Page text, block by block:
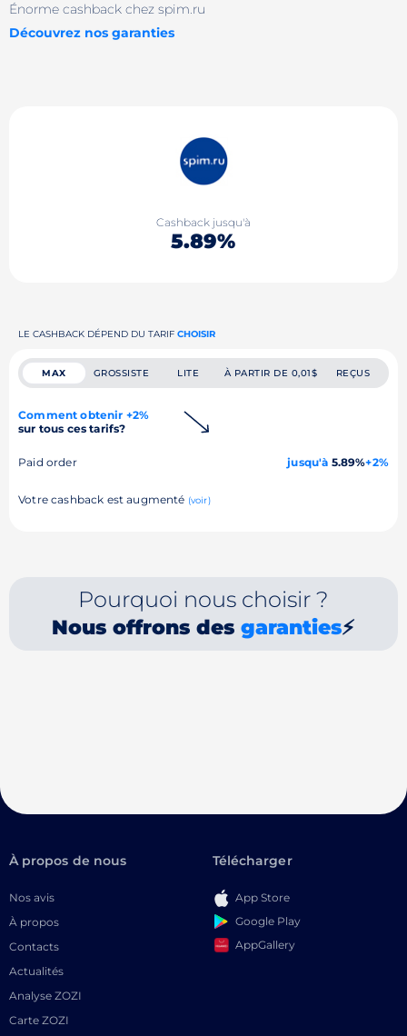
Énorme cashback chez spim.ru
Découvrez nos garanties
Cashback jusqu'à
5.89%
LE CASHBACK DÉPEND DU TARIF CHOISIR
MAX GROSSISTE LITE À PARTIR DE 0,01$ REÇUS
Comment obtenir +2%
sur tous ces tarifs?
Paid order jusqu'à 5.89%+2%
Votre cashback est augmenté (voir)
Pourquoi nous choisir ?
Nous offrons desgaranties⚡
À propos de nous
Nos avis
À propos
Contacts
Actualités
Analyse ZOZI
Carte ZOZI
Télécharger
App Store
Google Play
AppGallery